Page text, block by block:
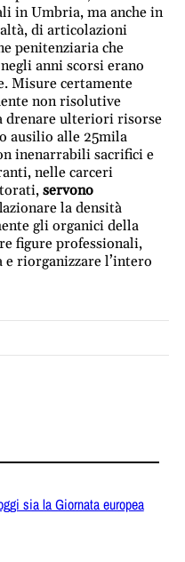
in Umbria, ma anche in
di articolazioni
penitenziaria che
anni scorsi erano
Misure certamente
non risolutive
drenare ulteriori risorse
ausilio alle 25mila
inenarrabili sacrifici e
nelle carceri
servono
la densità
gli organici della
figure professionali,
e riorganizzare l’intero
sia la Giornata europea